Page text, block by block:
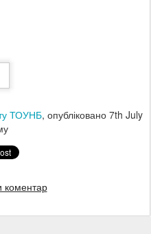
ТОУНБ, опубліковано 7th July
коментар